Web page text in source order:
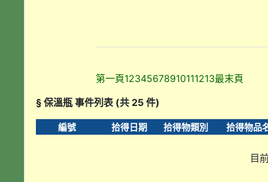
第一頁12345678910111213最末頁
§ 保溫瓶 事件列表 (共 25 件)
編號 拾得日期 拾得物類別 拾得物品
目